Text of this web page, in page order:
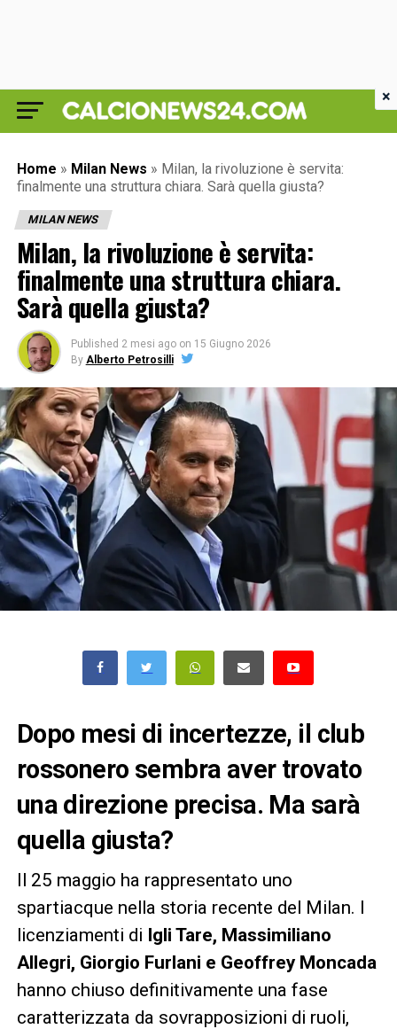
Home » Milan News » Milan, la rivoluzione è servita:
finalmente una struttura chiara. Sarà quella giusta?
MILAN NEWS
Milan, la rivoluzione è servita:
finalmente una struttura chiara.
Sarà quella giusta?
Published 2 mesi ago on 15 Giugno 2026
By Alberto Petrosilli
Dopo mesi di incertezze, il club
rossonero sembra aver trovato
una direzione precisa. Ma sarà
quella giusta?
Il 25 maggio ha rappresentato uno
spartiacque nella storia recente del Milan. I
licenziamenti di Igli Tare, Massimiliano
Allegri, Giorgio Furlani e Geoffrey Moncada
hanno chiuso definitivamente una fase
caratterizzata da sovrapposizioni di ruoli,
×